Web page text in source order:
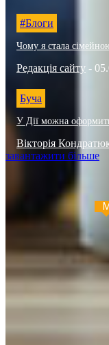
#Блоги
Чому я стала
Редакція сайту -
Буча
У Дії можна
Вікторія
завантажити більше